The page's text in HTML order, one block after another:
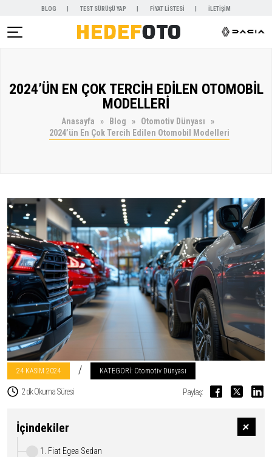
)
BLOG TEST SÜRÜŞÜ YAP FİYAT LİSTESİ İLETİŞİM
2024’ÜN EN ÇOK TERCİH EDİLEN OTOMOBİL
MODELLERİ
Anasayfa Blog
Otomotiv Dünyası
2024’ün En Çok Tercih Edilen Otomobil Modelleri
24 KASIM 2024 / KATEGORİ: Otomotiv Dünyası
2 dk Okuma Süresi Paylaş:
İçindekiler
1. Fiat Egea Sedan